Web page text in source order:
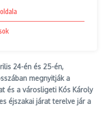
oldala
24-én és 25-én,
megnyitják a
és a városligeti Kós Károly
éjszakai járat terelve jár a